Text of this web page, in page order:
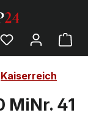
Kaiserreich
MiNr. 41